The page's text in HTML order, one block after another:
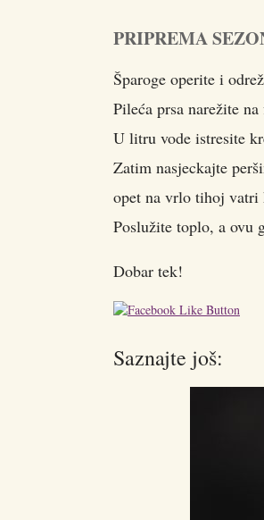
PRIPREMA
Šparoge operite i
Pileća prsa narežite
U litru vode istresite
Zatim nasjeckajte
opet na vrlo tihoj vatri
Poslužite toplo, a ovu
Dobar tek!
Saznajte još: